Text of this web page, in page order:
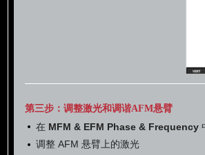
第三步：调整激光和调谐AFM悬臂
在MFM & EFM Phase & Frequency
调整 AFM 悬臂上的激光